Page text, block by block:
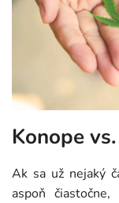
Konope
Ak sa už nejaký
aspoň